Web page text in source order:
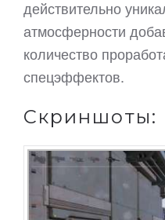
действительно
атмосферности
количество
спецэффектов.
Скриншоты: